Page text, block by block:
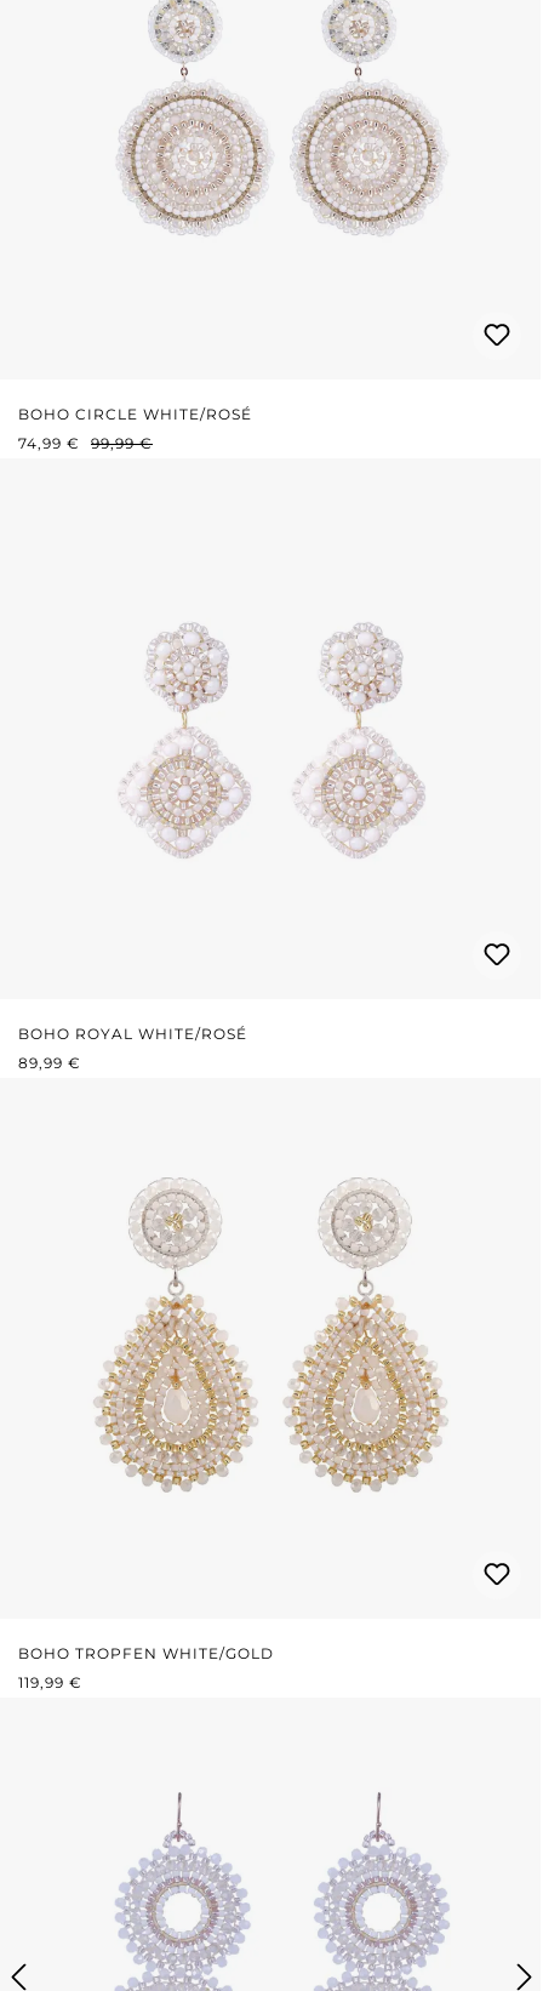
BOHO CIRCLE WHITE/ROSÉ
VERKAUFSPREIS:
74,99 € REGULÄRER PREIS:
99,99 €
BOHO ROYAL WHITE/ROSÉ
REGULÄRER PREIS:
89,99 €
BOHO TROPFEN WHITE/GOLD
REGULÄRER PREIS:
119,99 €